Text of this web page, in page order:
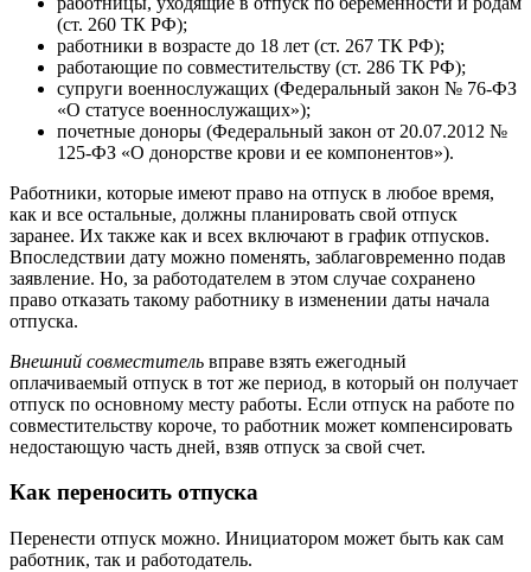
(ст. 260 ТК РФ);
работники в возрасте до 18 лет (ст. 267 ТК РФ);
работающие по совместительству (ст. 286 ТК РФ);
супруги военнослужащих (Федеральный закон № 76-ФЗ
«О статусе военнослужащих»);
почетные доноры (Федеральный закон от 20.07.2012 №
125-ФЗ «О донорстве крови и ее компонентов»).
Работники, которые имеют право на отпуск в любое время,
как и все остальные, должны планировать свой отпуск
заранее. Их также как и всех включают в график отпусков.
Впоследствии дату можно поменять, заблаговременно подав
заявление. Но, за работодателем в этом случае сохранено
право отказать такому работнику в изменении даты начала
отпуска.
Внешний совместитель вправе взять ежегодный
оплачиваемый отпуск в тот же период, в который он получает
отпуск по основному месту работы. Если отпуск на работе по
совместительству короче, то работник может компенсировать
недостающую часть дней, взяв отпуск за свой счет.
Как переносить отпуска
Перенести отпуск можно. Инициатором может быть как сам
работник, так и работодатель.